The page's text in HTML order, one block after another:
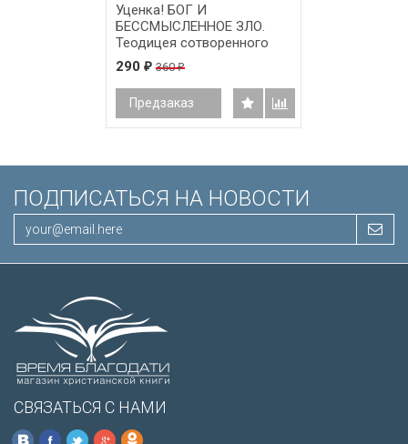
Уценка! БОГ И
БЕССМЫСЛЕННОЕ ЗЛО.
Теодицея сотворенного
мироустройства. Брюс
Литтл
290 ₽ 360₽
Предзаказ
ПОДПИСАТЬСЯ НА НОВОСТИ
СВЯЗАТЬСЯ С НАМИ